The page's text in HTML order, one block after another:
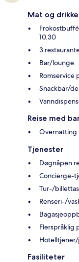
Mat og drikke
10.30
3
Bar/lounge
Romservice
Snackbar/
Reise med
Overnatting
Tjenester
Døgnåpen
Concierge-
Tur-/
Renseri-/
Flerspråklig
Fasiliteter